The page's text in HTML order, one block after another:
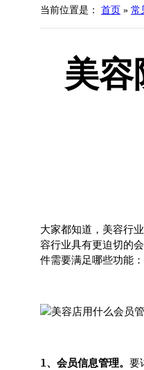
当前位置是： 首页 » 常
美容
大家都知道，美容行
容行业具有更迫切的
件需要满足哪些功能：
1、会员信息管理。 要